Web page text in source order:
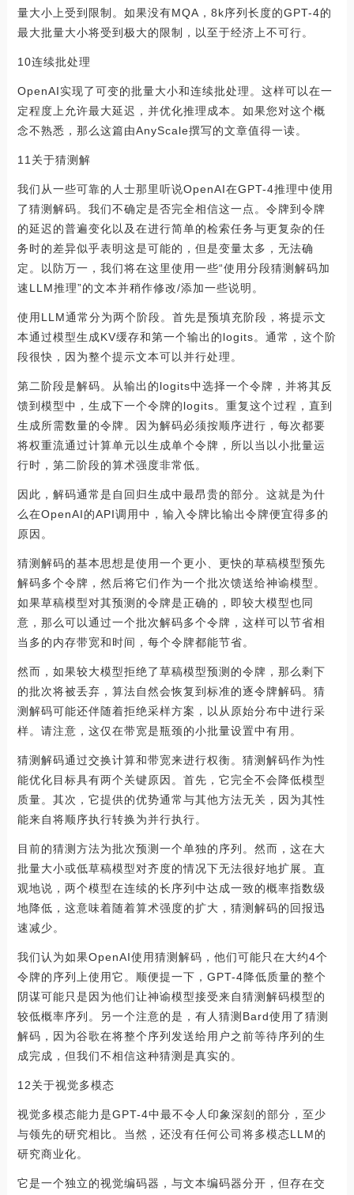
量大小上受到限制。如果没有MQA，8k序列长度的GPT-4的
最大批量大小将受到极大的限制，以至于经济上不可行。
10连续批处理
OpenAI实现了可变的批量大小和连续批处理。这样可以在一
定程度上允许最大延迟，并优化推理成本。如果您对这个概
念不熟悉，那么这篇由AnyScale撰写的文章值得一读。
11关于猜测解
我们从一些可靠的人士那里听说OpenAI在GPT-4推理中使用
了猜测解码。我们不确定是否完全相信这一点。令牌到令牌
的延迟的普遍变化以及在进行简单的检索任务与更复杂的任
务时的差异似乎表明这是可能的，但是变量太多，无法确
定。以防万一，我们将在这里使用一些“使用分段猜测解码加
速LLM推理”的文本并稍作修改/添加一些说明。
使用LLM通常分为两个阶段。首先是预填充阶段，将提示文
本通过模型生成KV缓存和第一个输出的logits。通常，这个阶
段很快，因为整个提示文本可以并行处理。
第二阶段是解码。从输出的logits中选择一个令牌，并将其反
馈到模型中，生成下一个令牌的logits。重复这个过程，直到
生成所需数量的令牌。因为解码必须按顺序进行，每次都要
将权重流通过计算单元以生成单个令牌，所以当以小批量运
行时，第二阶段的算术强度非常低。
因此，解码通常是自回归生成中最昂贵的部分。这就是为什
么在OpenAI的API调用中，输入令牌比输出令牌便宜得多的
原因。
猜测解码的基本思想是使用一个更小、更快的草稿模型预先
解码多个令牌，然后将它们作为一个批次馈送给神谕模型。
如果草稿模型对其预测的令牌是正确的，即较大模型也同
意，那么可以通过一个批次解码多个令牌，这样可以节省相
当多的内存带宽和时间，每个令牌都能节省。
然而，如果较大模型拒绝了草稿模型预测的令牌，那么剩下
的批次将被丢弃，算法自然会恢复到标准的逐令牌解码。猜
测解码可能还伴随着拒绝采样方案，以从原始分布中进行采
样。请注意，这仅在带宽是瓶颈的小批量设置中有用。
猜测解码通过交换计算和带宽来进行权衡。猜测解码作为性
能优化目标具有两个关键原因。首先，它完全不会降低模型
质量。其次，它提供的优势通常与其他方法无关，因为其性
能来自将顺序执行转换为并行执行。
目前的猜测方法为批次预测一个单独的序列。然而，这在大
批量大小或低草稿模型对齐度的情况下无法很好地扩展。直
观地说，两个模型在连续的长序列中达成一致的概率指数级
地降低，这意味着随着算术强度的扩大，猜测解码的回报迅
速减少。
我们认为如果OpenAI使用猜测解码，他们可能只在大约4个
令牌的序列上使用它。顺便提一下，GPT-4降低质量的整个
阴谋可能只是因为他们让神谕模型接受来自猜测解码模型的
较低概率序列。另一个注意的是，有人猜测Bard使用了猜测
解码，因为谷歌在将整个序列发送给用户之前等待序列的生
成完成，但我们不相信这种猜测是真实的。
12关于视觉多模态
视觉多模态能力是GPT-4中最不令人印象深刻的部分，至少
与领先的研究相比。当然，还没有任何公司将多模态LLM的
研究商业化。
它是一个独立的视觉编码器，与文本编码器分开，但存在交